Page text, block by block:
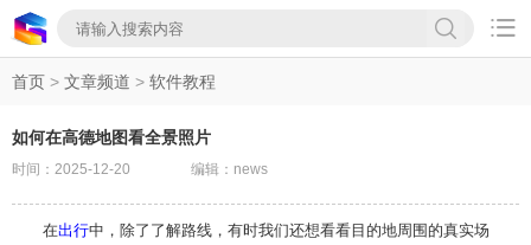

首页 > 文章频道 > 软件教程
如何在高德地图看全景照片
时间：2025-12-20 编辑：news
在出行中，除了了解路线，有时我们还想看看目的地周围的真实场